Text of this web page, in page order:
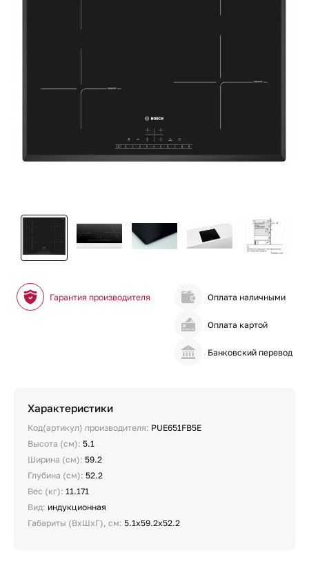
Гарантия производителя Оплата наличными
Оплата картой
Банковский перевод
Характеристики
Код(артикул) производителя: PUE651FB5E
Высота (см): 5.1
Ширина (см): 59.2
Глубина (см): 52.2
Вес (кг): 11.171
Вид: индукционная
Габариты (ВхШхГ), см: 5.1х59.2х52.2